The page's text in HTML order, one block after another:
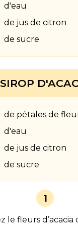
d'eau
de jus de citron
de sucre
SIROP
de pétales de
d'eau
de jus de citron
de sucre
1
le fleurs d’acacia